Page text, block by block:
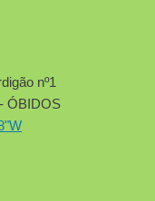
nº1
ÓBIDOS